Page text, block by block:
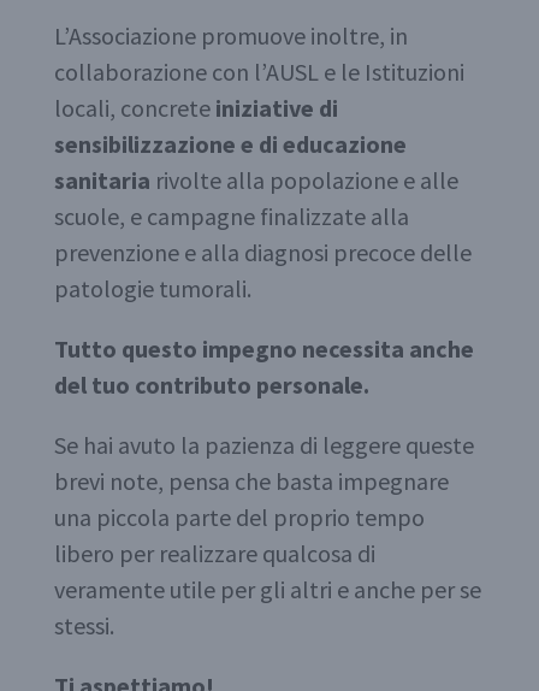
L’Associazione promuove inoltre, in
collaborazione con l’AUSL e le Istituzioni
locali, concreteiniziative di
sensibilizzazione e di educazione
sanitaria rivolte alla popolazione e alle
scuole, e campagne finalizzate alla
prevenzione e alla diagnosi precoce delle
patologie tumorali.
Tutto questo impegno necessita anche
del tuo contributo personale.
Se hai avuto la pazienza di leggere queste
brevi note, pensa che basta impegnare
una piccola parte del proprio tempo
libero per realizzare qualcosa di
veramente utile per gli altri e anche per se
stessi.